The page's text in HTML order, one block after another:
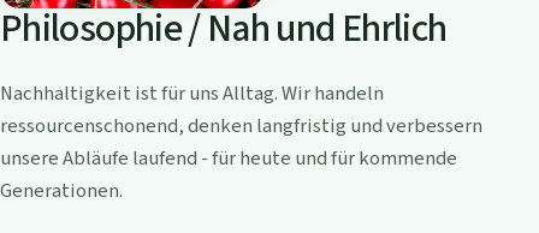
Philosophie / Nah und Ehrlich
Nachhaltigkeit ist für uns Alltag. Wir handeln
ressourcenschonend, denken langfristig und verbessern
unsere Abläufe laufend - für heute und für kommende
Generationen.